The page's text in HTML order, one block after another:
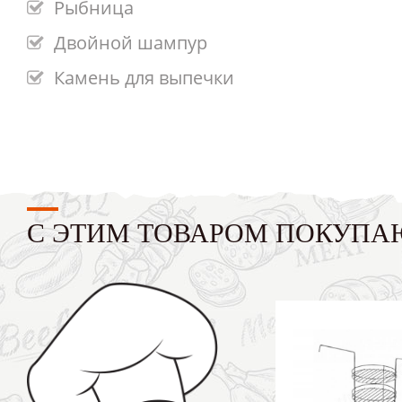
Рыбница
Двойной шампур
Камень для выпечки
С ЭТИМ ТОВАРОМ